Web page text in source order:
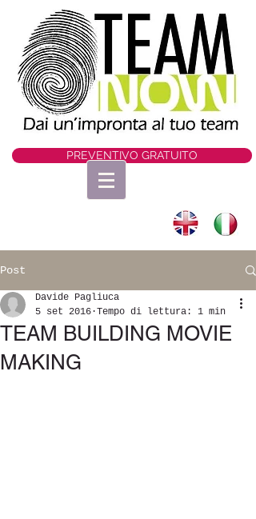
PREVENTIVO GRATUITO
Post
TEAM BUILDING MOVIE
MAKING
Davide Pagliuca
5 set 2016 Tempo di lettura: 1 min